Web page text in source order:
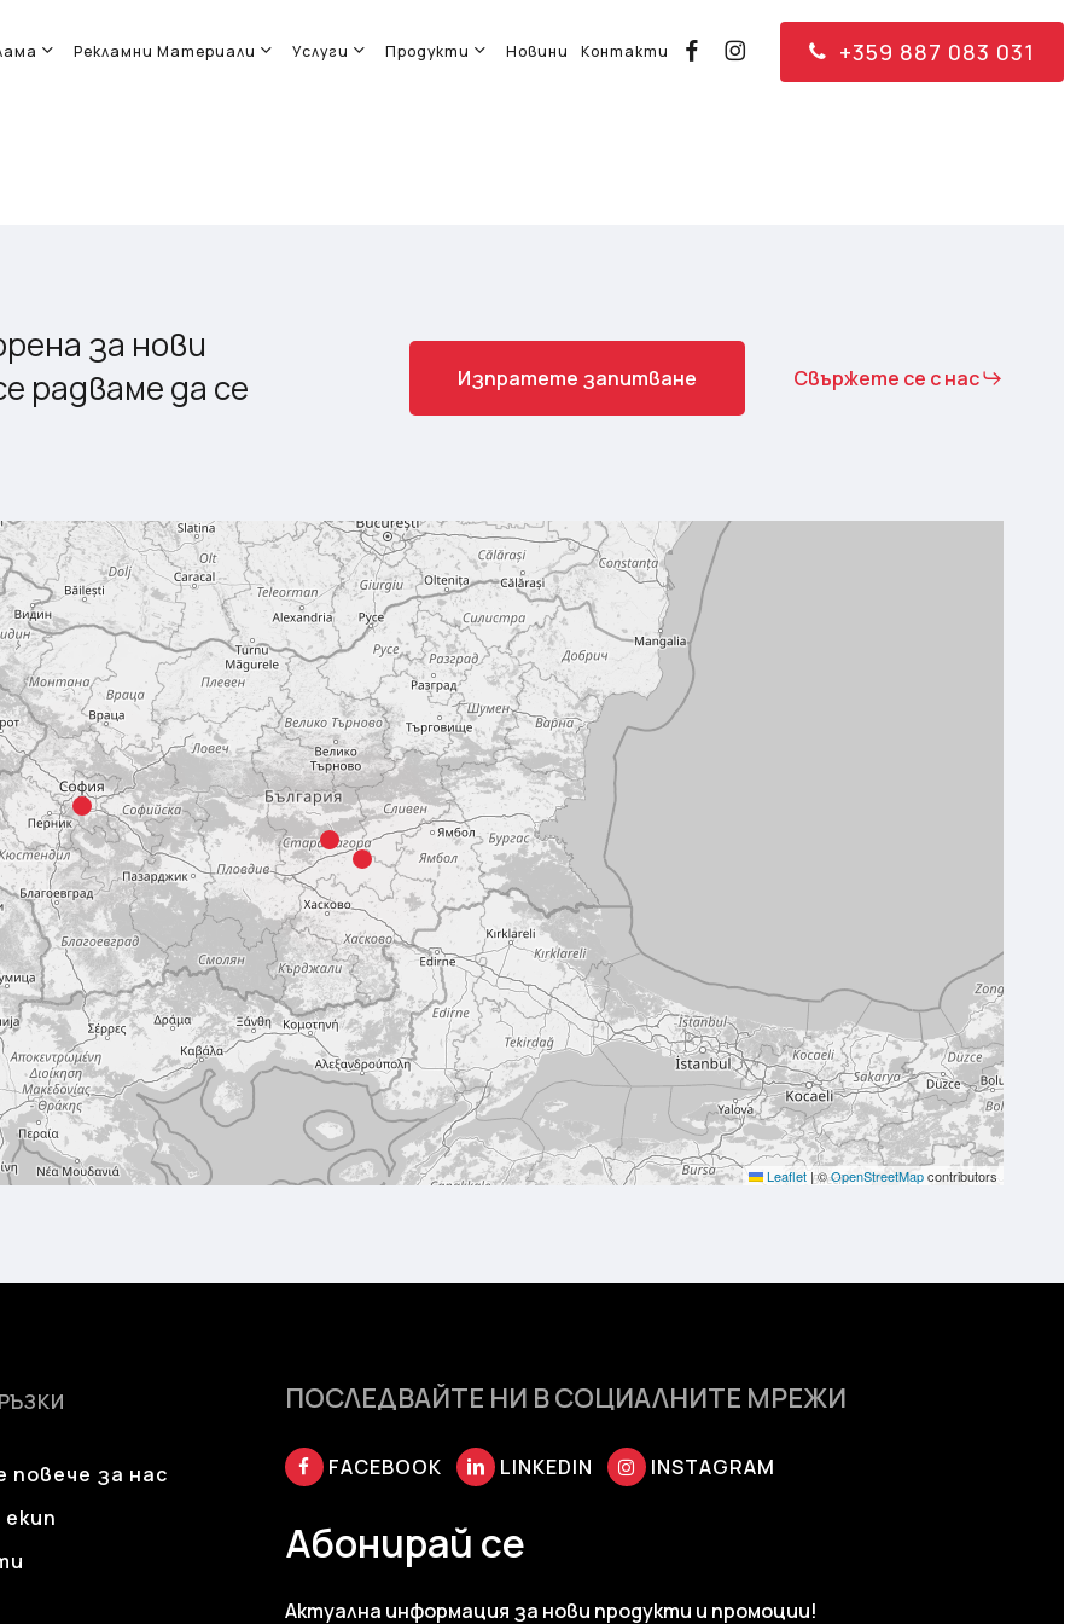
Рекламни Материали Услуги Продукти Новини Контакти facebookinstagram +359 887 083 031
за нови
радваме да се
Изпратете запитване Свържете се с нас
Leaflet |©OpenStreetMapcontributors
повече за нас
ПОСЛЕДВАЙТЕ НИ В СОЦИАЛНИТЕ МРЕЖИ
FACEBOOK LINKEDIN INSTAGRAM
Абонирай се
Актуална информация за нови продукти и промоции!